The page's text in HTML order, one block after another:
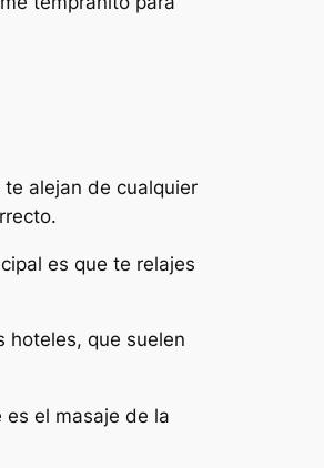
alejan de cualquier
es que te relajes
hoteles, que suelen
el masaje de la